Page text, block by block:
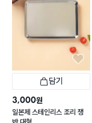
담기
3,000원
일본제 스테인리스 조리 쟁